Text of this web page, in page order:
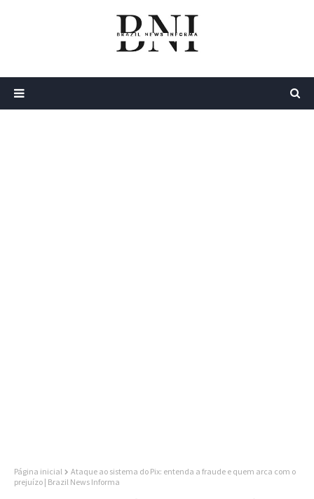
Página inicial
Ataque ao sistema do Pix: entenda a fraude e quem arca com o
prejuízo | Brazil News Informa